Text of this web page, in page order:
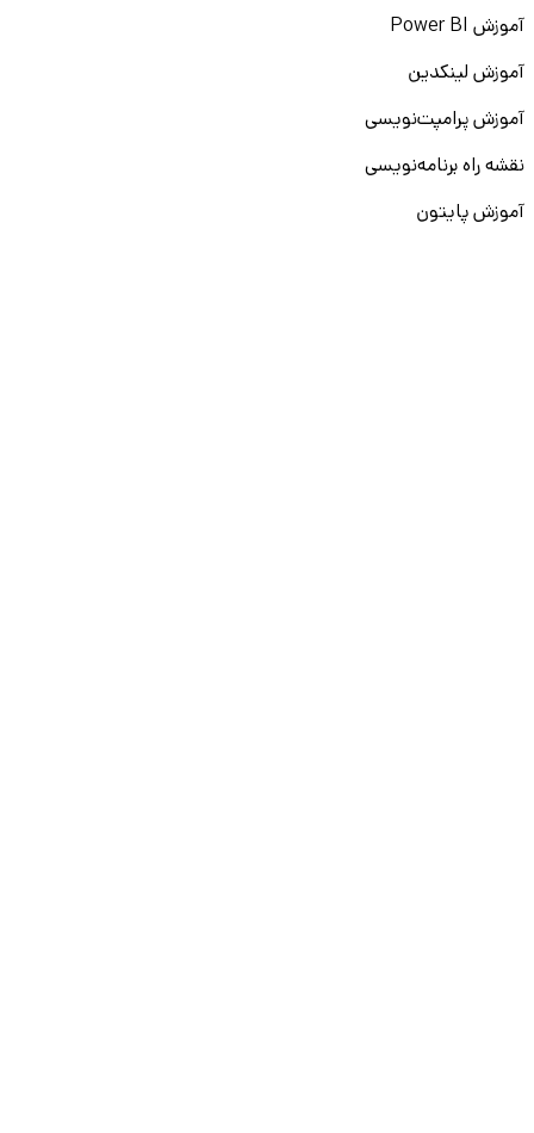
آموزش Power BI
آموزش لینکدین
آموزش پرامپت‌نویسی
نقشه راه برنامه‌نویسی
آموزش پایتون